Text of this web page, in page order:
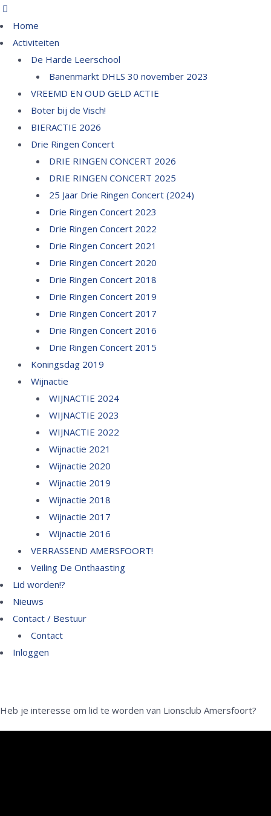
Home
Activiteiten
De Harde Leerschool
Banenmarkt DHLS 30 november 2023
VREEMD EN OUD GELD ACTIE
Boter bij de Visch!
BIERACTIE 2026
Drie Ringen Concert
DRIE RINGEN CONCERT 2026
DRIE RINGEN CONCERT 2025
25 Jaar Drie Ringen Concert (2024)
Drie Ringen Concert 2023
Drie Ringen Concert 2022
Drie Ringen Concert 2021
Drie Ringen Concert 2020
Drie Ringen Concert 2018
Drie Ringen Concert 2019
Drie Ringen Concert 2017
Drie Ringen Concert 2016
Drie Ringen Concert 2015
Koningsdag 2019
Wijnactie
WIJNACTIE 2024
WIJNACTIE 2023
WIJNACTIE 2022
Wijnactie 2021
Wijnactie 2020
Wijnactie 2019
Wijnactie 2018
Wijnactie 2017
Wijnactie 2016
VERRASSEND AMERSFOORT!
Veiling De Onthaasting
Lid worden!?
Nieuws
Contact / Bestuur
Contact
Inloggen
Heb je interesse om lid te worden van Lionsclub Amersfoort?